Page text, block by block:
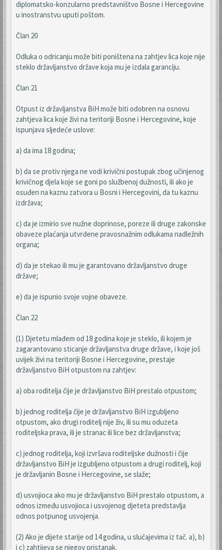
diplomatsko-konzularno predstavništvo Bosne i Hercegovine
u inostranstvu uputi poštom.
Član 20
Odluka o odricanju može biti poništena na zahtjev lica koje nije
steklo državljanstvo države koja mu je izdala garanciju.
Član 21
Otpust iz državljanstva BiH može biti odobren na osnovu
zahtjeva lica koje živi na teritoriji Bosne i Hercegovine, koje
ispunjava sljedeće uslove:
a) da ima 18 godina;
b) da se protiv njega ne vodi krivični postupak zbog učinjenog
krivičnog djela koje se goni po službenoj dužnosti, ili ako je
osuđen na kaznu zatvora u Bosni i Hercegovini, da tu kaznu
izdržava;
c) da je izmirio sve nužne doprinose, poreze ili druge zakonske
obaveze plaćanja utvrđene pravosnažnim odlukama nadležnih
organa;
d) da je stekao ili mu je garantovano državljanstvo druge
države;
e) da je ispunio svoje vojne obaveze.
Član 22
(1) Djetetu mlađem od 18 godina koje je steklo, ili kojem je
zagarantovano sticanje državljanstva druge države, i koje još
uvijek živi na teritoriji Bosne i Hercegovine, prestaje
državljanstvo BiH otpustom na zahtjev:
a) oba roditelja čije je državljanstvo BiH prestalo otpustom;
b) jednog roditelja čije je državljanstvo BiH izgubljeno
otpustom, ako drugi roditelj nije živ, ili su mu oduzeta
roditeljska prava, ili je stranac ili lice bez državljanstva;
c) jednog roditelja, koji izvršava roditeljske dužnosti i čije
državljanstvo BiH je izgubljeno otpustom a drugi roditelj, koji
je državljanin Bosne i Hercegovine, se slaže;
d) usvojioca ako mu je državljanstvo BiH prestalo otpustom, a
odnos između usvojioca i usvojenog djeteta predstavlja
odnos potpunog usvojenja.
(2) Ako je dijete starije od 14 godina, u slučajevima iz tač. a), b)
i c) zahtijeva se njegov pristanak.